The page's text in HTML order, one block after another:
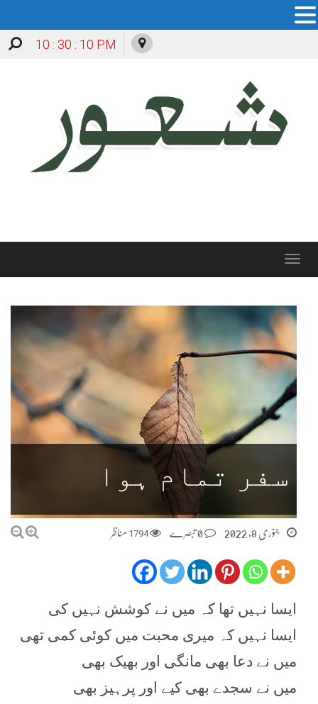
10 : 30 : 11 PM
Toggle
سفر تمام ہوا
جنوری 8, 2022 1794 مناظر
ایسا نہیں تھا کہ میں نے کوشش نہیں کی
ایسا نہیں کہ میری محبت میں کوئی کمی تھی
میں نے دعا بھی مانگی اور بھیک بھی
میں نے سجدے بھی کیے اور پرہیز بھی